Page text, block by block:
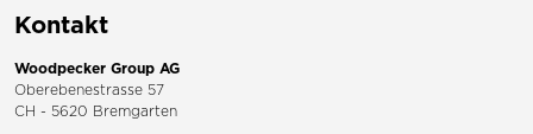
Kontakt
Woodpecker Group AG
Oberebenestrasse 57
CH - 5620 Bremgarten